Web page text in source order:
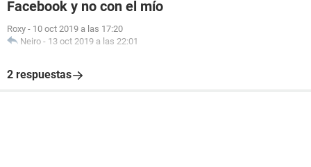
Facebook y no con el mío
Roxy - 10 oct 2019 a las 17:20
Neiro - 13 oct 2019 a las 22:01
2 respuestas